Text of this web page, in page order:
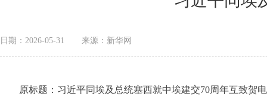
日期：2026-05-31 来源：新华网
原标题：习近平同埃及总统塞西就中埃建交70周年互致贺电